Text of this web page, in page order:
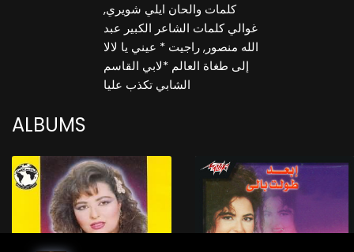
كلمات والحان ايلي شويري,
غوالي كلمات الشاعر الكبير عبد
الله منصور, راجيت * عيني يا لالا
إلى طغاة العالم *لابي القاسم
الشابي تكذب عليا
ALBUMS